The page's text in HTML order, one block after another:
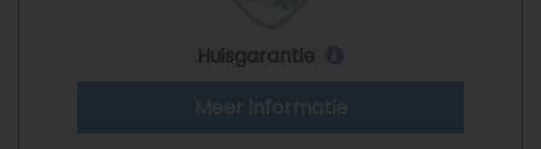
Huisgarantie
Meer informatie